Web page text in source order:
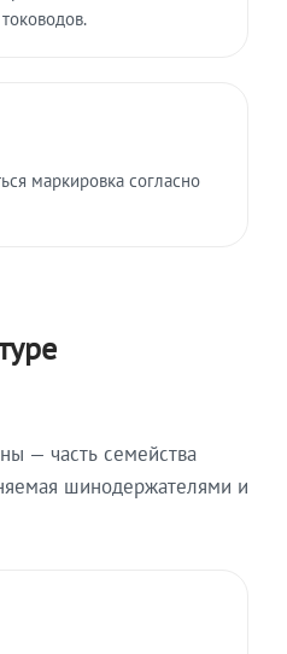
маркировка согласно
— часть семейства
шинодержателями и